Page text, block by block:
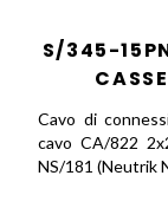
S/345-
Cavo di
cavo CA/822
NS/181 (Neutrik